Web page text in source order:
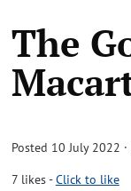
The
Posted 10 July 2022
7likes-Click to like